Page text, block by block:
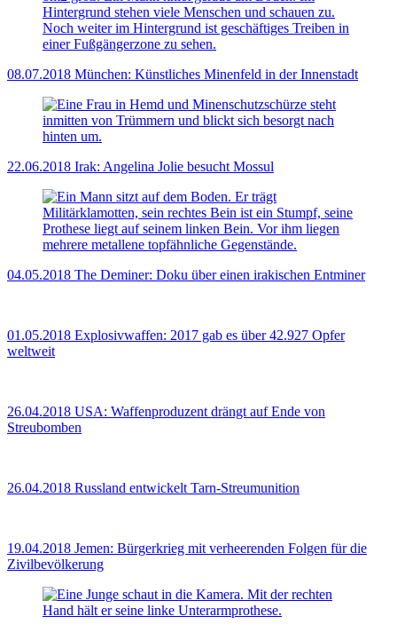
08.07.2018 München: Künstliches Minenfeld in der Innenstadt
22.06.2018 Irak: Angelina Jolie besucht Mossul
04.05.2018 The Deminer: Doku über einen irakischen Entminer
01.05.2018 Explosivwaffen: 2017 gab es über 42.927 Opfer
weltweit
26.04.2018 USA: Waffenproduzent drängt auf Ende von
Streubomben
26.04.2018 Russland entwickelt Tarn-Streumunition
19.04.2018 Jemen: Bürgerkrieg mit verheerenden Folgen für die
Zivilbevölkerung